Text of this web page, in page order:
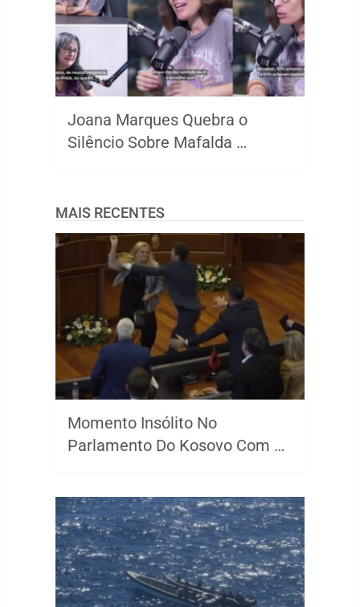
Joana Marques Quebra o
Silêncio Sobre Mafalda …
MAIS RECENTES
Momento Insólito No
Parlamento Do Kosovo Com …